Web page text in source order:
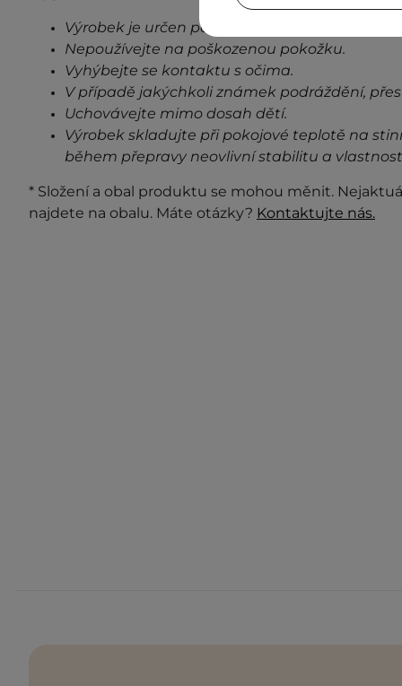
Výrobek je určen pouze pro vnější použití.
Nepoužívejte na poškozenou pokožku.
Vyhýbejte se kontaktu s očima.
V případě jakýchkoli známek podráždění,
Uchovávejte mimo dosah dětí.
Výrobek skladujte při pokojové teplotě na
během přepravy neovlivní stabilitu a
* Složení a obal produktu se mohou měnit.
najdete na obalu. Máte otázky? Kontaktujte nás.